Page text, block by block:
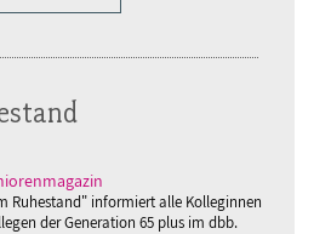
Ruhestand" informiert alle Kolleginnen
der Generation 65 plus im dbb.